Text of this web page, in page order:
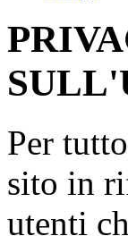
Per
sito in
utenti